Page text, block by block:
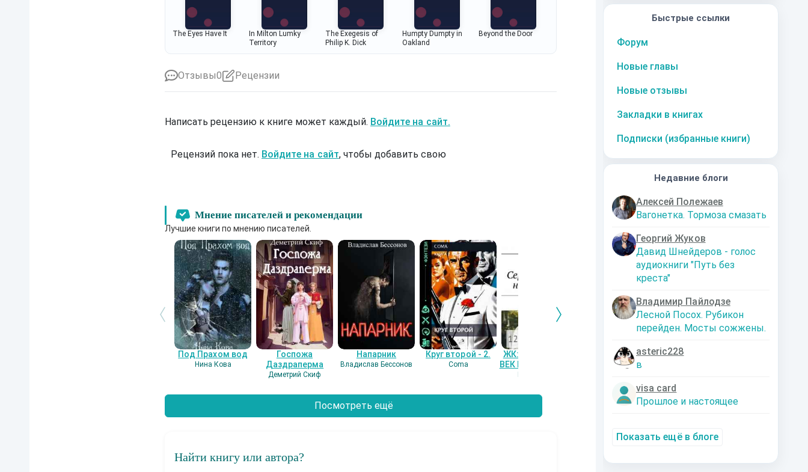
Быстрые ссылки
Форум
Новые главы
Новые отзывы
Закладки в книгах
Подписки (избранные книги)
Недавние блоги
Алексей Полежаев
Вагонетка. Тормоза смазать
Георгий Жуков
Давид Шнейдеров - голос
аудиокниги "Путь без
креста"
Владимир Пайлодзе
Лесной Посох. Рубикон
перейден. Мосты сожжены.
asteric228
в
visa card
Прошлое и настоящее
Показать ещё в блоге
The Eyes Have It
In Milton Lumky
Territory
The Exegesis of
Philip K. Dick
Humpty Dumpty in
Oakland
Beyond the Door
Отзывы0 Рецензии
Написать рецензию к книге может каждый. Войдите на сайт.
Рецензий пока нет. Войдите на сайт, чтобы добавить свою
Мнение писателей и рекомендации
Лучшие книги по мнению писателей.
Под Прахом вод
Нина Кова
Госпожа
Даздраперма
Деметрий Скиф
Напарник
Владислав Бессонов
Круг второй - 2.
Coma
ЖК: СЕРЕБРЯНЫЙ
ВЕК НАШЕЙ ЛЮБВИ
Гость-121359
Дальняя
экспедиция
Александрович
Кто я? Или как
Посмотреть ещё
Найти книгу или автора?